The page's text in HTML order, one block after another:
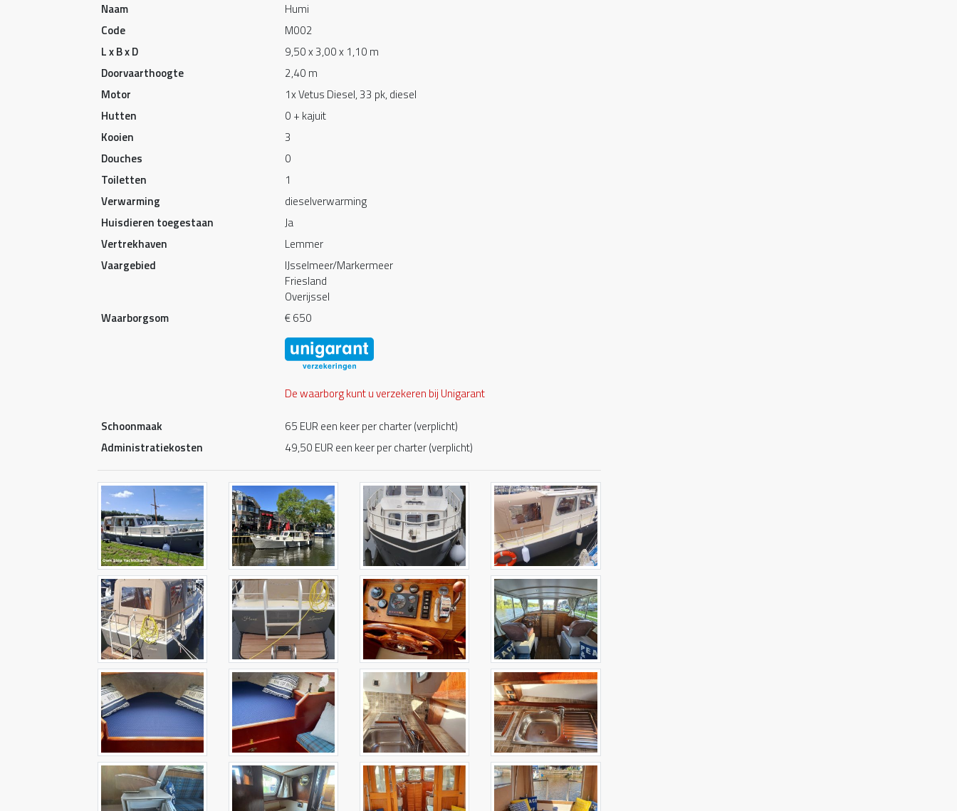
Naam
Humi
Code
M002
L x B x D
9,50 x 3,00 x 1,10 m
Doorvaarthoogte
2,40 m
Motor
1x Vetus Diesel, 33 pk, diesel
Hutten
0 + kajuit
Kooien
3
Douches
0
Toiletten
1
Verwarming
dieselverwarming
Huisdieren toegestaan
Ja
Vertrekhaven
Lemmer
Vaargebied
IJsselmeer/Markermeer
Friesland
Overijssel
Waarborgsom
€ 650
De waarborg kunt u verzekeren bij Unigarant
Schoonmaak
65 EUR een keer per charter (verplicht)
Administratiekosten
49,50 EUR een keer per charter (verplicht)